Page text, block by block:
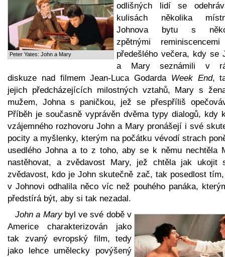
Peter Yates: John a Mary
odlišných lidí se
kulisách několika
Johnova bytu s
zpětnými
předešlého večera, kdy se
a Mary seznámili v
diskuze nad filmem Jean-Luca Godarda Week End,
jejich předcházejících milostných vztahů, Mary s
mužem, Johna s paničkou, jež se přespříliš
Příběh je současně vyprávěn dvěma typy dialogů, kdy
vzájemného rozhovoru John a Mary pronášejí i své
pocity a myšlenky, kterým na počátku vévodí strach
usedlého Johna a to z toho, aby se k němu nechtěla
nastěhovat, a zvědavost Mary, jež chtěla jak ukojit
zvědavost, kdo je John skutečně zač, tak posedlost
v Johnovi odhalila něco víc než pouhého panáka,
předstírá být, aby si tak nezadal.
John a Marybyl ve své době v
Americe charakterizován jako
tak zvaný evropský film, tedy
jako lehce umělecky povýšený